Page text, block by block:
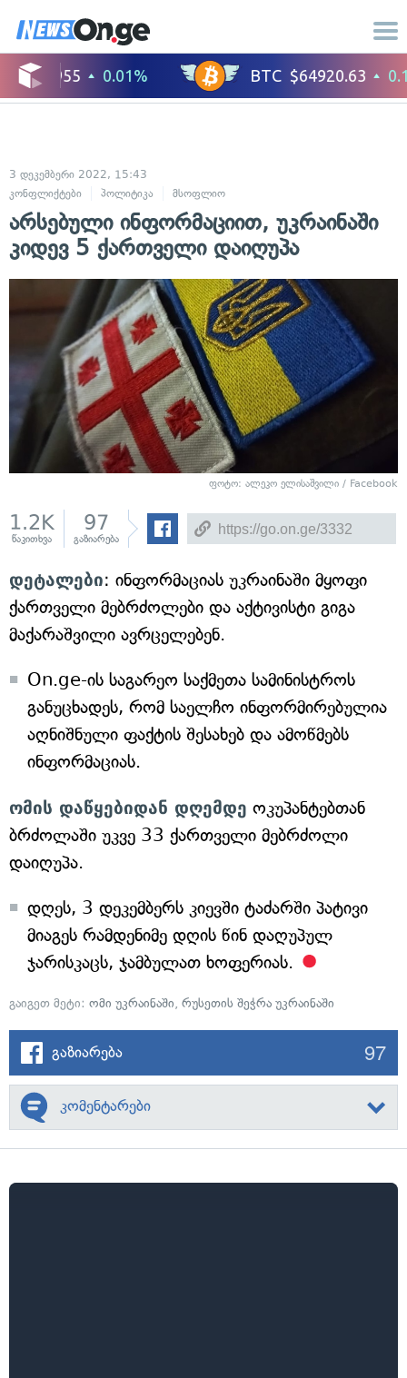
3 დეკემბერი 2022, 15:43
კონფლიქტები
პოლიტიკა მსოფლიო
არსებული ინფორმაციით, უკრაინაში
კიდევ 5 ქართველი დაიღუპა
ფოტო: ალეკო ელისაშვილი / Facebook
1.2K
წაკითხვა
97
გაზიარება
დეტალები: ინფორმაციას უკრაინაში მყოფი
ქართველი მებრძოლები და აქტივისტი გიგა
მაქარაშვილი ავრცელებენ.
On.ge-ის საგარეო საქმეთა სამინისტროს
განუცხადეს, რომ საელჩო ინფორმირებულია
აღნიშნული ფაქტის შესახებ და ამოწმებს
ინფორმაციას.
ომის დაწყებიდან დღემდე ოკუპანტებთან
ბრძოლაში უკვე 33 ქართველი მებრძოლი
დაიღუპა.
დღეს, 3 დეკემბერს კიევში ტაძარში პატივი
მიაგეს რამდენიმე დღის წინ დაღუპულ
ჯარისკაცს, ჯამბულათ ხოფერიას.
გაიგეთ მეტი: ომი უკრაინაში, რუსეთის შეჭრა უკრაინაში
გაზიარება 97
კომენტარები